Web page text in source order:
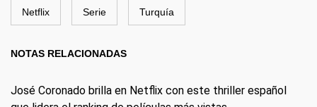
Netflix Serie Turquía
NOTAS RELACIONADAS
José Coronado brilla en Netflix con este thriller español